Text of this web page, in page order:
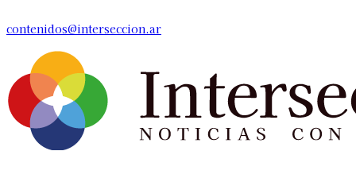
contenidos@interseccion.ar